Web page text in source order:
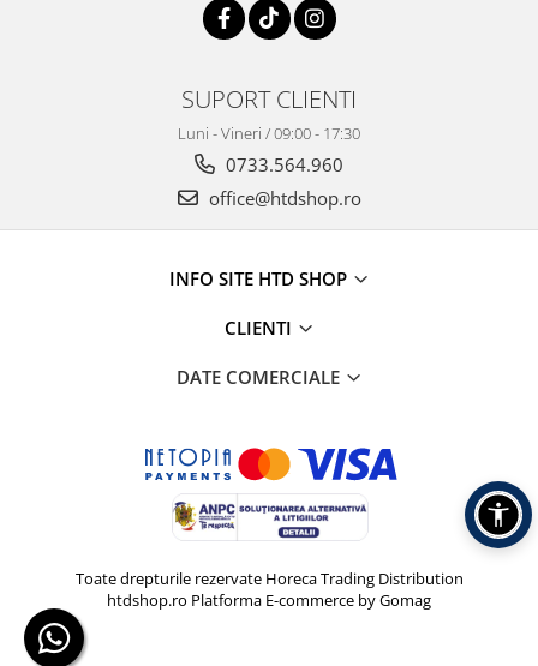
SUPORT CLIENTI
Luni - Vineri / 09:00 - 17:30
0733.564.960
office@htdshop.ro
INFO SITE HTD SHOP
CLIENTI
DATE COMERCIALE
Toate drepturile rezervate Horeca Trading Distribution
htdshop.ro Platforma E-commerce by Gomag